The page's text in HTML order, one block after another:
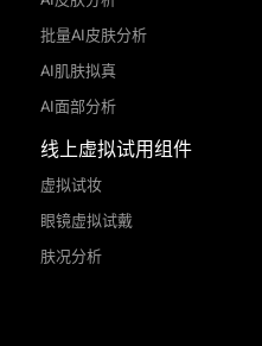
批量AI皮肤分析
AI肌肤拟真
AI面部分析
线上虚拟试用组件
虚拟试妆
眼镜虚拟试戴
肤况分析